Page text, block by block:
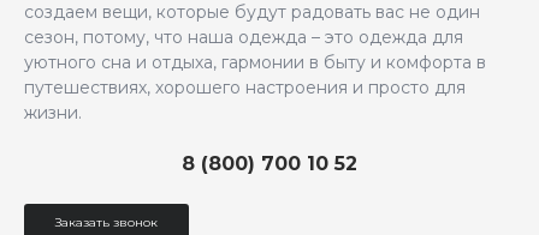
создаем вещи, которые будут радовать вас не один
сезон, потому, что наша одежда – это одежда для
уютного сна и отдыха, гармонии в быту и комфорта в
путешествиях, хорошего настроения и просто для
жизни.
8 (800) 700 10 52
Заказать звонок